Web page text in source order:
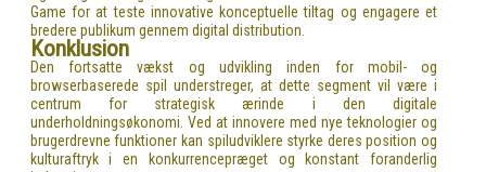
Game for at teste innovative konceptuelle tiltag og engagere et
bredere publikum gennem digital distribution.
Konklusion
Den fortsatte vækst og udvikling inden for mobil- og
browserbaserede spil understreger, at dette segment vil være i
centrum for strategisk ærinde i den digitale
underholdningsøkonomi. Ved at innovere med nye teknologier og
brugerdrevne funktioner kan spiludviklere styrke deres position og
kulturaftryk i en konkurrencepræget og konstant foranderlig